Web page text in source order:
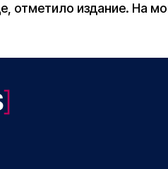
отметило издание. На